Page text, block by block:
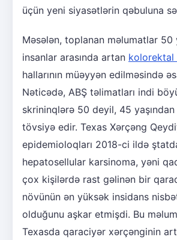
üçün yeni siyasətlərin qəbuluna
Məsələn, toplanan məlumatlar
insanlar arasında artan kolorektal
hallarının müəyyən edilməsində
Nəticədə, ABŞ təlimatları indi
skrininqlərə 50 deyil, 45 yaşından
tövsiyə edir. Texas Xərçəng
epidemioloqları 2018-ci ildə
hepatosellular karsinoma, yəni
çox kişilərdə rast gəlinən bir
növünün ən yüksək insidans
olduğunu aşkar etmişdi. Bu
Texasda qaraciyər xərçənginin